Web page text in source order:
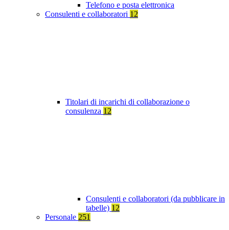
Telefono e posta elettronica
Consulenti e collaboratori 12
Titolari di incarichi di collaborazione o
consulenza 12
Consulenti e collaboratori (da pubblicare in
tabelle) 12
Personale 251